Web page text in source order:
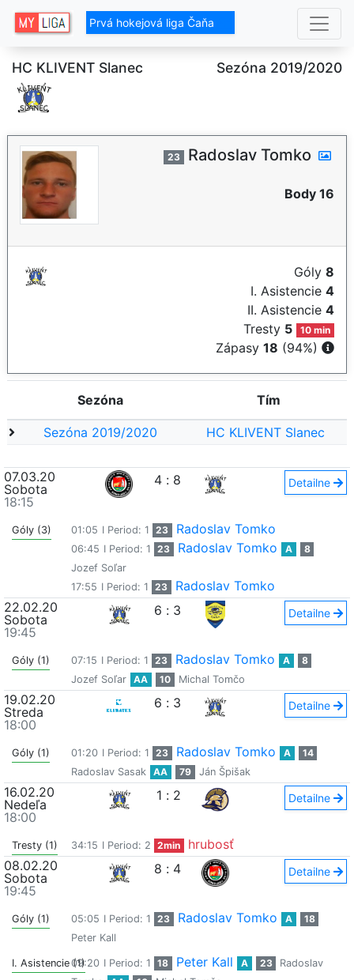
Prvá hokejová liga Čaňa
HC KLIVENT Slanec Sezóna 2019/2020
23 Radoslav Tomko
Body 16
Góly 8
I. Asistencie 4
II. Asistencie 4
Tresty 5 10 min
Zápasy 18 (94%)
Sezóna Tím
Sezóna 2019/2020 HC KLIVENT Slanec
07.03.20
Sobota
18:15
4 : 8 Detailne
Góly (3) 01:05 I Period: 1 23 Radoslav Tomko
06:45 I Period: 1 23 Radoslav Tomko A
8
Jozef Soľar
17:55 I Period: 1 23
Radoslav Tomko
22.02.20
Sobota
19:45
6 : 3 Detailne
Góly (1) 07:15 I Period: 1 23 Radoslav Tomko A
8
Jozef Soľar
AA 10 Michal Tomčo
19.02.20
Streda
18:00
6 : 3 Detailne
Góly (1) 01:20 I Period: 1 23 Radoslav Tomko A
14
Radoslav Sasak
AA 79 Ján Špišak
16.02.20
Nedeľa
18:00
1 : 2 Detailne
Tresty (1) 34:15 I Period: 2 2min
hrubosť
08.02.20
Sobota
19:45
8 : 4 Detailne
Góly (1) 05:05 I Period: 1 23 Radoslav Tomko A
18
Peter Kall
I. Asistencie (1)09:20 I Period: 1 18 Peter Kall A 23
Radoslav